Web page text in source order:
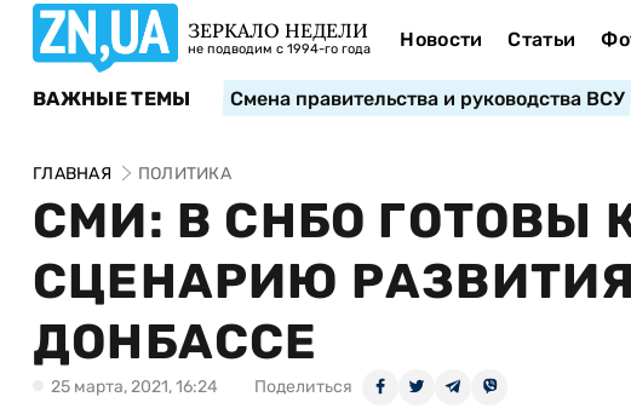
ЗЕРКАЛО НЕДЕЛИ
не подводим с 1994-го года Новости Статьи
ВАЖНЫЕ ТЕМЫ Смена правительства и руководства ВСУ
ГЛАВНАЯ ПОЛИТИКА
СМИ: В СНБО ГОТОВЫ
СЦЕНАРИЮ
ДОНБАССЕ
25 марта, 2021, 16:24 Поделиться